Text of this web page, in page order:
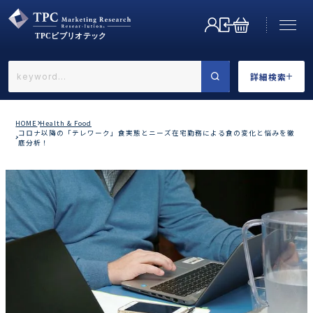
詳細検索
←戻る
業界で選ぶ
カテゴリで選ぶ
HOME Health & Food
コロナ以降の「テレワーク」食実態とニーズ在宅勤務による食の変化と悩みを徹
底分析！